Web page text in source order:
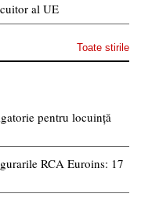
al UE
Toate stirile
pentru locuință
RCA Euroins: 17